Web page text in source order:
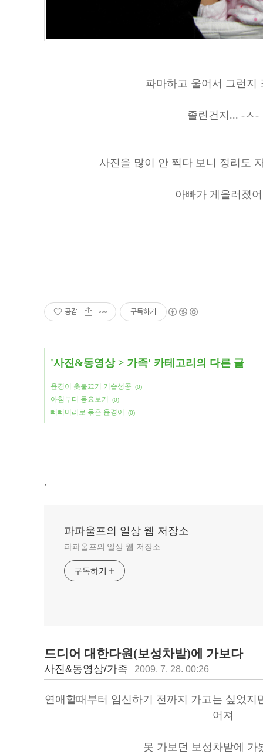
파마하고 울어서 그런지
졸린건지... -ㅅ-
사진을 많이 안 찍다 보니 정리도
아빠가 게을러졌
공감 구독하기
'사진&동영상> 가족' 카테고리의 다른 글
윤경이 촛불끄기 기습성공 (0)
아침부터 동요보기 (0)
삐삐머리로 묶은 윤경이 (0)
,
파파울프의 일상 웹 저장소
파파울프의 일상 웹 저장소
구독하기
드디어 대한다원(보성차밭)에 가보다
사진&동영상/가족 2009. 7. 28. 00:26
연애할때부터 임신하기 전까지 가고는 싶었지
어져
못 가보던 보성차밭에 가